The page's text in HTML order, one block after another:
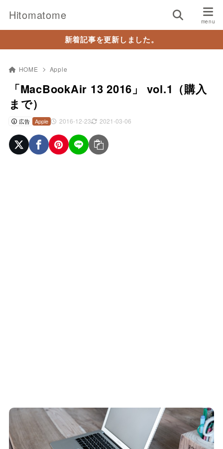
Hitomatome
新着記事を更新しました。
HOME Apple
「MacBookAir 13 2016」 vol.1（購入
まで）
広告 2016-12-23 2021-03-06
Apple